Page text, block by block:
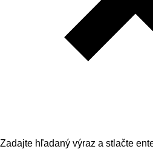
Zadajte hľadaný výraz a stlačte